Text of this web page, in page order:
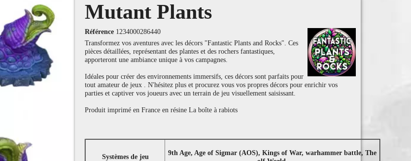
Mutant Plants
Référence 1234000286440
Transformez vos aventures avec les décors "Fantastic Plants and Rocks". Ces
pièces détaillées, représentant des plantes et des rochers fantastiques,
apporteront une ambiance unique à vos campagnes.
Idéales pour créer des environnements immersifs, ces décors sont parfaits pour
tout amateur de jeux . N'hésitez plus et procurez vous vos propres décors pour enrichir vos
parties et captiver vos joueurs avec un terrain de jeu visuellement saisissant.
Produit imprimé en France en résine La boîte à rabiots
Systèmes de jeu
9th Age, Age of Sigmar (AOS), Kings of War, warhammer battle, The